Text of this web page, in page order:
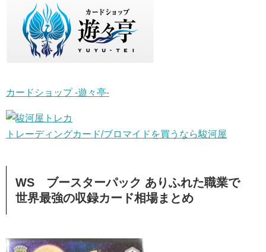
カードショップ -遊々亭-
トレーディングカード/ブロマイドを買うなら駿河屋
WS ブースターパック ありふれた職業で
世界最強の収録カード相場まとめ